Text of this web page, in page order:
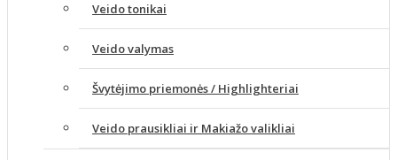
Veido tonikai
Veido valymas
Švytėjimo priemonės / Highlighteriai
Veido prausikliai ir Makiažo valikliai